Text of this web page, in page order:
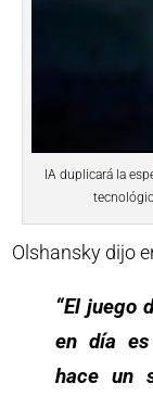
IA duplicará la
Olshansky dijo
“El juego
en día es
hace un